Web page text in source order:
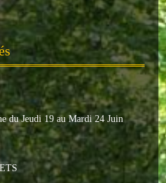
du Jeudi 19 au Mardi 24 Juin